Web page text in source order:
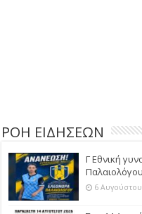
ΡΟΗ ΕΙΔΗΣΕΩΝ
Γ Εθνική
6